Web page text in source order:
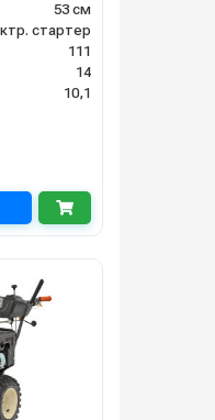
53 см
стартер
111
14
10,1